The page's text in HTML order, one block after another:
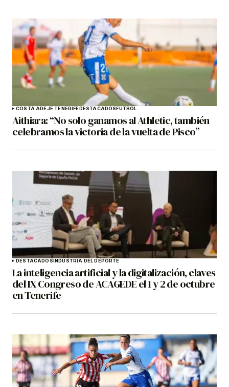
COSTA ADEJE TENERIFEDESTACADOSFÚTBOL
Aithiara: “No solo ganamos al Athletic, también
celebramos la victoria de la vuelta de Pisco”
DESTACADOSINDUSTRIA DEL DEPORTE
La inteligencia artificial y la digitalización, claves
del IX Congreso de ACAGEDE el 1 y 2 de octubre
en Tenerife